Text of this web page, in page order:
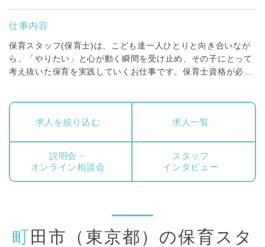
仕事内容
保育スタッフ(保育士)は、こども達一人ひとりと向き合いなが
ら、「やりたい」と心が動く瞬間を受け止め、その子にとって
考え抜いた保育を実践していくお仕事です。保育士資格が必要
リー保育士、一時保育や子育て支援センター等、いずれかを担
者支援、行事担当など、クラス運営に関わる全てのことを担っ
ていただきます。クラス担任は複数担任制となるため、同僚と
協力しながら保育を実践していきます。
し、朝の受け入れから昼にかけて、もしくは夕方から夜の延長
時間帯を中心に保育に携わっていただきます。また、縫い物な
どの製作や、保育室のお掃除やお洗濯、おもちゃの清掃などの
求人を絞り込む 求人一覧
説明会・
オンライン相談会
スタッフ
インタビュー
町田市（東京都）の保育スタ